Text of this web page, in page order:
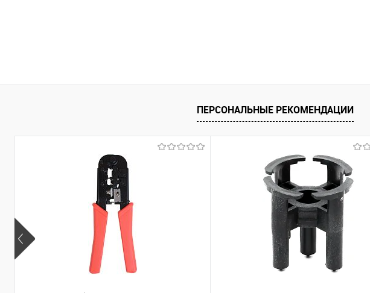
ПЕРСОНАЛЬНЫЕ РЕКОМЕНДАЦИИ